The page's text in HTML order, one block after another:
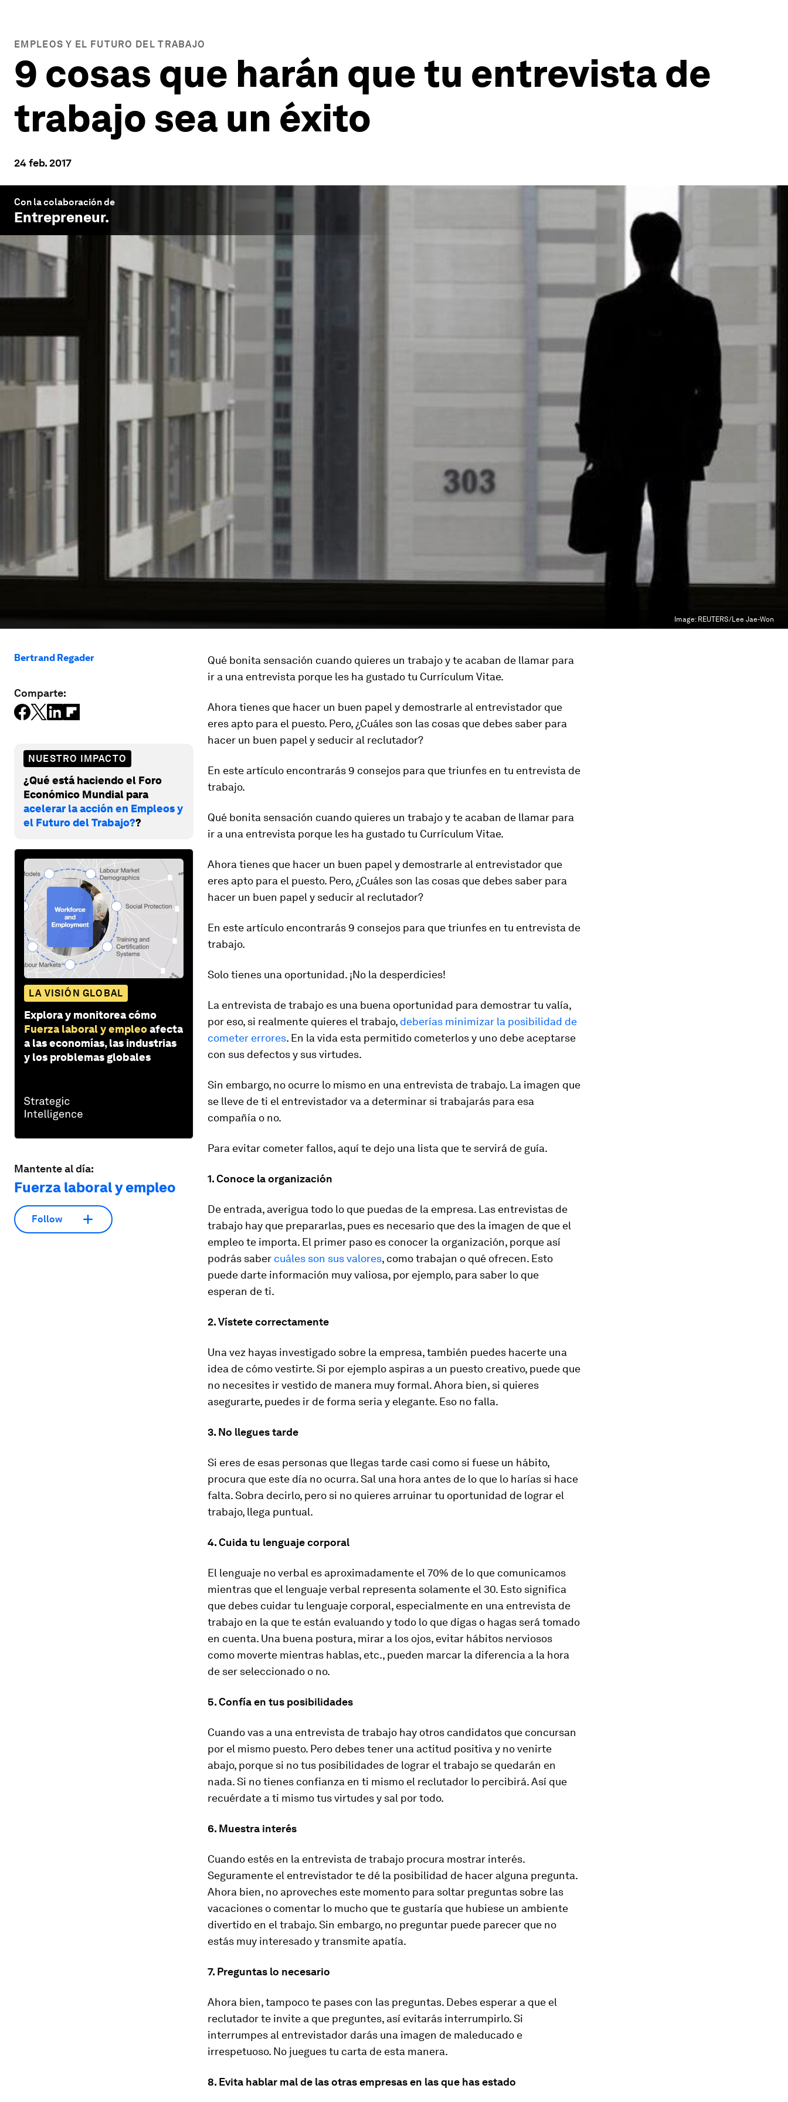
EMPLEOS Y EL FUTURO DEL TRABAJO
9 cosas que harán que tu entrevista de
trabajo sea un éxito
24 feb. 2017
Con la colaboración de
Entrepreneur.
Image: REUTERS/Lee Jae-Won
Bertrand Regader
Comparte:
NUESTRO IMPACTO
¿Qué está haciendo el Foro
Económico Mundial para
acelerar la acción en Empleos y
el Futuro del Trabajo??
LA VISIÓN GLOBAL
Explora y monitorea cómo
Fuerza laboral y empleoafecta
a las economías, las industrias
y los problemas globales
Mantente al día:
Fuerza laboral y empleo
Follow
Qué bonita sensación cuando quieres un trabajo y te acaban de llamar para
ir a una entrevista porque les ha gustado tu Currículum Vitae.
Ahora tienes que hacer un buen papel y demostrarle al entrevistador que
eres apto para el puesto. Pero, ¿Cuáles son las cosas que debes saber para
hacer un buen papel y seducir al reclutador?
En este artículo encontrarás 9 consejos para que triunfes en tu entrevista de
trabajo.
Qué bonita sensación cuando quieres un trabajo y te acaban de llamar para
ir a una entrevista porque les ha gustado tu Currículum Vitae.
Ahora tienes que hacer un buen papel y demostrarle al entrevistador que
eres apto para el puesto. Pero, ¿Cuáles son las cosas que debes saber para
hacer un buen papel y seducir al reclutador?
En este artículo encontrarás 9 consejos para que triunfes en tu entrevista de
trabajo.
Solo tienes una oportunidad. ¡No la desperdicies!
La entrevista de trabajo es una buena oportunidad para demostrar tu valía,
por eso, si realmente quieres el trabajo, deberías minimizar la posibilidad de
cometer errores. En la vida esta permitido cometerlos y uno debe aceptarse
con sus defectos y sus virtudes.
Sin embargo, no ocurre lo mismo en una entrevista de trabajo. La imagen que
se lleve de ti el entrevistador va a determinar si trabajarás para esa
compañía o no.
Para evitar cometer fallos, aquí te dejo una lista que te servirá de guía.
1. Conoce la organización
De entrada, averigua todo lo que puedas de la empresa. Las entrevistas de
trabajo hay que prepararlas, pues es necesario que des la imagen de que el
empleo te importa. El primer paso es conocer la organización, porque así
podrás saber cuáles son sus valores, como trabajan o qué ofrecen. Esto
puede darte información muy valiosa, por ejemplo, para saber lo que
esperan de ti.
2. Vístete correctamente
Una vez hayas investigado sobre la empresa, también puedes hacerte una
idea de cómo vestirte. Si por ejemplo aspiras a un puesto creativo, puede que
no necesites ir vestido de manera muy formal. Ahora bien, si quieres
asegurarte, puedes ir de forma seria y elegante. Eso no falla.
3. No llegues tarde
Si eres de esas personas que llegas tarde casi como si fuese un hábito,
procura que este día no ocurra. Sal una hora antes de lo que lo harías si hace
falta. Sobra decirlo, pero si no quieres arruinar tu oportunidad de lograr el
trabajo, llega puntual.
4. Cuida tu lenguaje corporal
El lenguaje no verbal es aproximadamente el 70% de lo que comunicamos
mientras que el lenguaje verbal representa solamente el 30. Esto significa
que debes cuidar tu lenguaje corporal, especialmente en una entrevista de
trabajo en la que te están evaluando y todo lo que digas o hagas será tomado
en cuenta. Una buena postura, mirar a los ojos, evitar hábitos nerviosos
como moverte mientras hablas, etc., pueden marcar la diferencia a la hora
de ser seleccionado o no.
5. Confía en tus posibilidades
Cuando vas a una entrevista de trabajo hay otros candidatos que concursan
por el mismo puesto. Pero debes tener una actitud positiva y no venirte
abajo, porque si no tus posibilidades de lograr el trabajo se quedarán en
nada. Si no tienes confianza en ti mismo el reclutador lo percibirá. Así que
recuérdate a ti mismo tus virtudes y sal por todo.
6. Muestra interés
Cuando estés en la entrevista de trabajo procura mostrar interés.
Seguramente el entrevistador te dé la posibilidad de hacer alguna pregunta.
Ahora bien, no aproveches este momento para soltar preguntas sobre las
vacaciones o comentar lo mucho que te gustaría que hubiese un ambiente
divertido en el trabajo. Sin embargo, no preguntar puede parecer que no
estás muy interesado y transmite apatía.
7. Preguntas lo necesario
Ahora bien, tampoco te pases con las preguntas. Debes esperar a que el
reclutador te invite a que preguntes, así evitarás interrumpirlo. Si
interrumpes al entrevistador darás una imagen de maleducado e
irrespetuoso. No juegues tu carta de esta manera.
8. Evita hablar mal de las otras empresas en las que has estado